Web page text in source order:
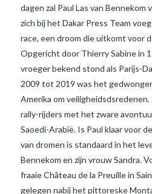
VIEW
dagen zal Paul Las van Bennekom
zich bij het Dakar Press Team
race, een droom die uitkomt voor
Opgericht door Thierry Sabine in
vroeger bekend stond als Parijs-
2009 tot 2019 was het
Amerika om
rally-rijders met het zware
Saoedi-Arabië. Is Paul klaar voor
van dromen is standaard in het
Bennekom en zijn vrouw Sandra.
fraaie Château de la Preuille in
gelegen nabij het pittoreske